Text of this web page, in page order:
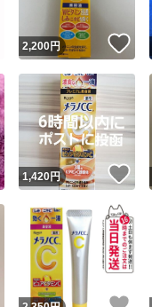
いいね！
2,200円
いいね！
1,420円
いいね！